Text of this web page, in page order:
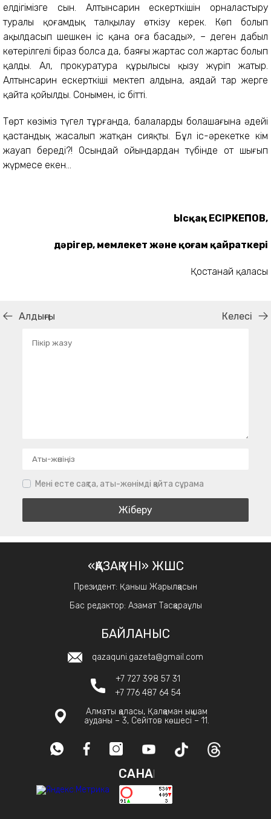
елдігімізге сын. Алтынсарин ескерткішін орналастыру
туралы қоғамдық талқылау өткізу керек. Көп болып
ақылдасып шешкен іс қана оңға басады», – деген дабыл
көтерілгелі біраз болса да, баяғы жартас сол жартас болып
қалды. Ал, прокуратура құрылысы қызу жүріп жатыр.
Алтынсарин ескерткіші мектеп алдына, аядай тар жерге
қайта қойылды. Сонымен, іс бітті.
Төрт көзіміз түгел тұрғанда, балалардың болашағына әдейі
қастандық жасалып жатқан сияқты. Бұл іс-әрекетке кім
жауап береді?! Осындай ойындардан түбінде от шығып
жүрмесе екен...
Ысқақ ЕСІРКЕПОВ,
дәрігер, мемлекет және қоғам қайраткері
Қостанай қаласы
Алдыңғы Келесі
Мені есте сақта, аты-жөнімді қайта сұрама
«ҚАЗАҚ ҮНІ» ЖШС
Президент: Қаныш Жарылқасын
Бас редактор: Азамат Тасқараұлы
БАЙЛАНЫС
qazaquni.gazeta@gmail.com
+7 727 398 57 31
+7 776 487 64 54
Алматы қаласы, Қалқаман ықшам
ауданы – 3, Сейітов көшесі – 11.
САНАҚ